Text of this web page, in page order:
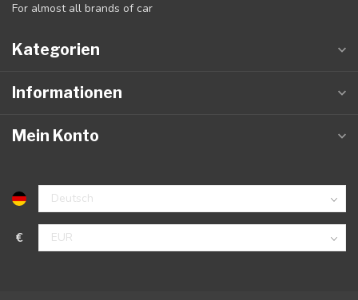
For almost all brands of car
Kategorien
Informationen
Mein Konto
€